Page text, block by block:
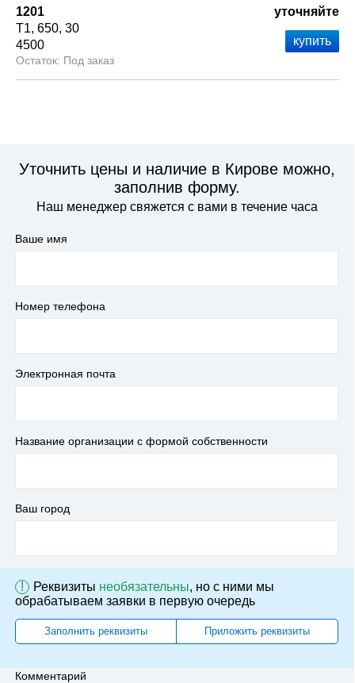
1201
Т1 650 30
4500
Под заказ
уточняйте
Уточнить цены и наличие в Кирове можно,
заполнив форму.
Наш менеджер свяжется с вами в течение часа
Ваше имя
Номер телефона
Электронная почта
Название организации с формой собственности
Ваш город
! Реквизиты необязательны, но с ними мы
обрабатываем заявки в первую очередь
Заполнить реквизиты Приложить реквизиты
Комментарий